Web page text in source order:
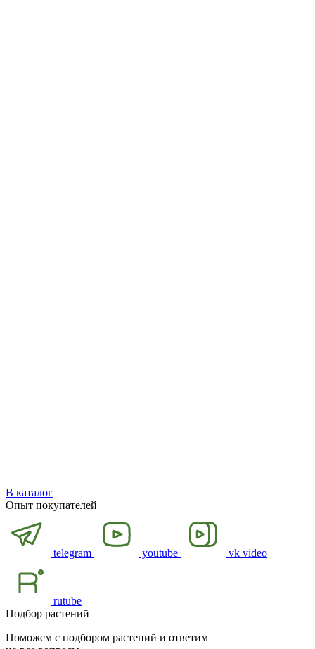
В каталог
Опыт покупателей
telegram youtube vk video
rutube
Подбор растений
Поможем с подбором растений и ответим